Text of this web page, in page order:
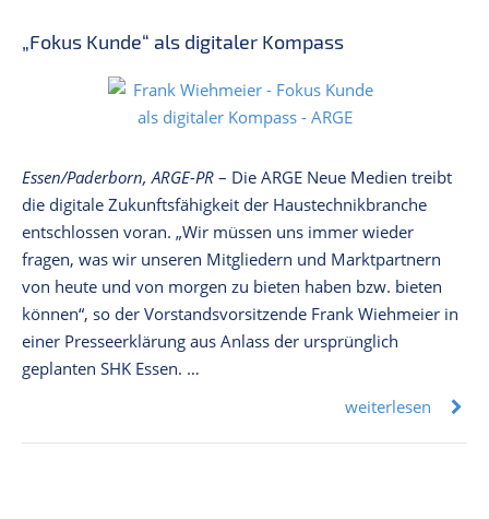
„Fokus Kunde“ als digitaler Kompass
Essen/Paderborn, ARGE-PR – Die ARGE Neue Medien treibt
die digitale Zukunftsfähigkeit der Haustechnikbranche
entschlossen voran. „Wir müssen uns immer wieder
fragen, was wir unseren Mitgliedern und Marktpartnern
von heute und von morgen zu bieten haben bzw. bieten
können“, so der Vorstandsvorsitzende Frank Wiehmeier in
einer Presseerklärung aus Anlass der ursprünglich
geplanten SHK Essen. …
weiterlesen